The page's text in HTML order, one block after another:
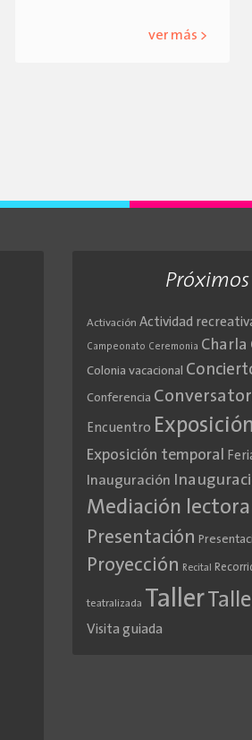
ver más >
Activación Actividad
Campeonato Ceremonia Charla
Colonia vacacional
Conferencia
Encuentro Exposición
Exposición temporal
Inauguración
Mediación lectora
Presentación
Proyección Recital
teatralizada Taller
Visita guiada